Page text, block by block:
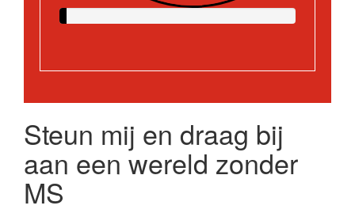
Steun mij en draag bij
aan een wereld zonder
MS